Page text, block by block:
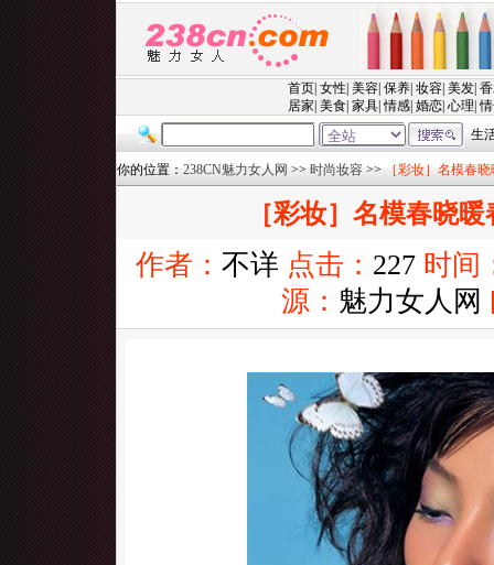
你的位置： 238CN魅力女人网 >> 时尚妆容 >> ［彩妆］名模春
［彩妆］名模春晓
作者： 不详 点击： 227 时间
源： 魅力女人网